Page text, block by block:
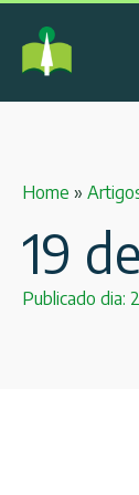
Home »
19
Publicado dia: